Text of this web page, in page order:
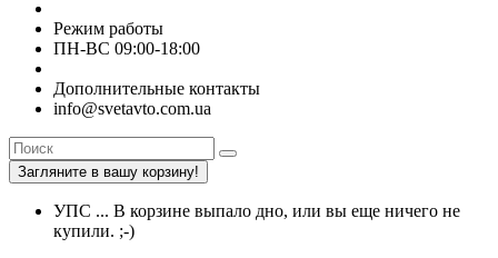
Режим работы
ПН-ВС 09:00-18:00
Дополнительные контакты
info@svetavto.com.ua
Загляните в вашу корзину!
УПС ... В корзине выпало дно, или вы еще ничего не
купили. ;-)